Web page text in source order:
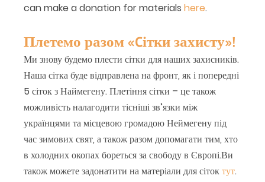
can make a donation for materials here.
Плетемо разом «Cітки захисту»!
Ми знову будемо плести сітки для наших захисників.
Наша сітка буде відправлена на фронт, як і попередні
5 сіток з Наймегену. Плетіння сітки – це також
можливість налагодити тісніші зв’язки між
українцями та місцевою громадою Неймегену під
час зимових свят, а також разом допомагати тим, хто
в холодних окопах бореться за свободу в Європі.Ви
також можете задонатити на матеріали для сітоктут.